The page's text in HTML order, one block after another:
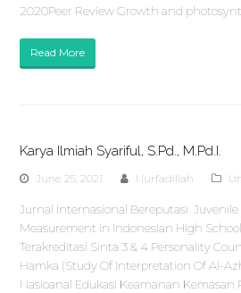
2020Peer Review Growth and
Read More
Karya Ilmiah Syariful, S.Pd., M.Pd.I.
June 25, 2021 Nurfadillah
Jurnal Internasional Bereputasi
Measurement in Indonesian High
Terakreditasi Sinta 3 & 4 Personality
Hamka (Study Of Interpretation Of Al-
Nasioanal Edukasi Keamanan Kemasan